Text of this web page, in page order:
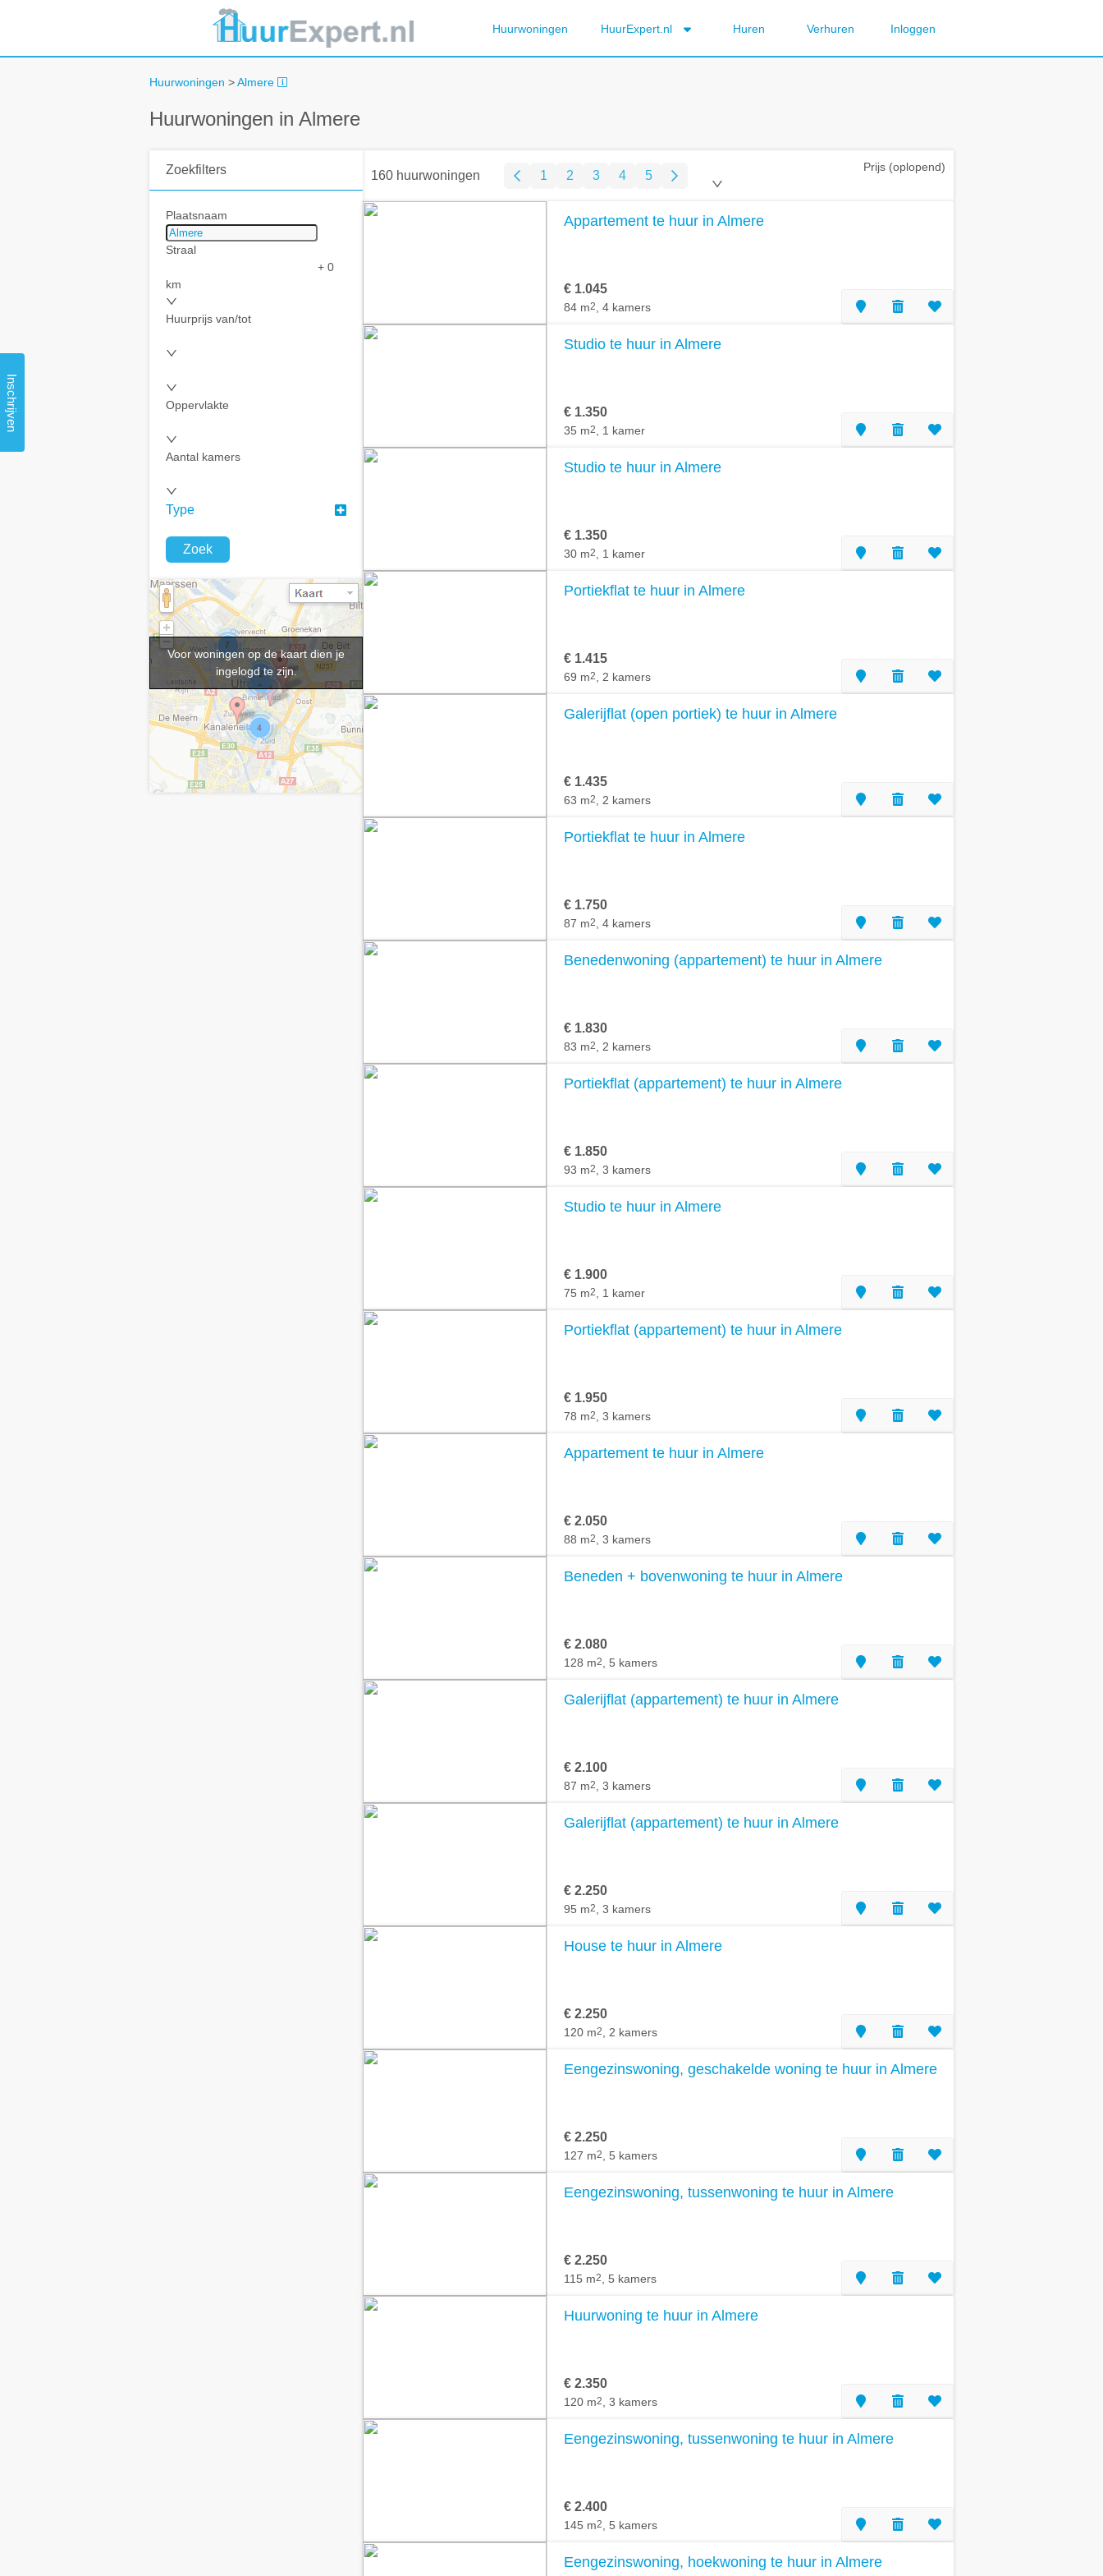
Huurwoningen HuurExpert.nl Huren Verhuren Inloggen
Huurwoningen >Almere
Huurwoningen in Almere
Zoekfilters
Plaatsnaam
Straal
+ 0
km
Huurprijs van/tot
Oppervlakte
Aantal kamers
Type
Zoek
Voor woningen op de kaart dien je
ingelogd te zijn.
160 huurwoningen 1 2 3 4 5
Prijs (oplopend)
Appartement te huur in Almere
€ 1.045
84 m2 , 4 kamers
Studio te huur in Almere
€ 1.350
35 m2 , 1 kamer
Studio te huur in Almere
€ 1.350
30 m2 , 1 kamer
Portiekflat te huur in Almere
€ 1.415
69 m2 , 2 kamers
Galerijflat (open portiek) te huur in Almere
€ 1.435
63 m2 , 2 kamers
Portiekflat te huur in Almere
€ 1.750
87 m2 , 4 kamers
Benedenwoning (appartement) te huur in Almere
€ 1.830
83 m2 , 2 kamers
Portiekflat (appartement) te huur in Almere
€ 1.850
93 m2 , 3 kamers
Studio te huur in Almere
€ 1.900
75 m2 , 1 kamer
Portiekflat (appartement) te huur in Almere
€ 1.950
78 m2 , 3 kamers
Appartement te huur in Almere
€ 2.050
88 m2 , 3 kamers
Beneden + bovenwoning te huur in Almere
€ 2.080
128 m2 , 5 kamers
Galerijflat (appartement) te huur in Almere
€ 2.100
87 m2 , 3 kamers
Galerijflat (appartement) te huur in Almere
€ 2.250
95 m2 , 3 kamers
House te huur in Almere
€ 2.250
120 m2 , 2 kamers
Eengezinswoning, geschakelde woning te huur in Almere
€ 2.250
127 m2 , 5 kamers
Eengezinswoning, tussenwoning te huur in Almere
€ 2.250
115 m2 , 5 kamers
Huurwoning te huur in Almere
€ 2.350
120 m2 , 3 kamers
Eengezinswoning, tussenwoning te huur in Almere
€ 2.400
145 m2 , 5 kamers
Eengezinswoning, hoekwoning te huur in Almere
Inschrijven